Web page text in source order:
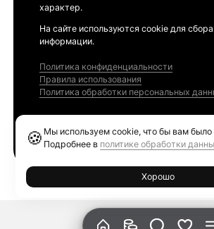
характер.
На сайте используются cookie для
информации.
Политика конфиденциальности
Правила использования
Политика обработки персональных
🍪 Мы используем cookie, что бы вам было
Подробнее в политике обработки
Хорошо
Ethereum GAS Tracker